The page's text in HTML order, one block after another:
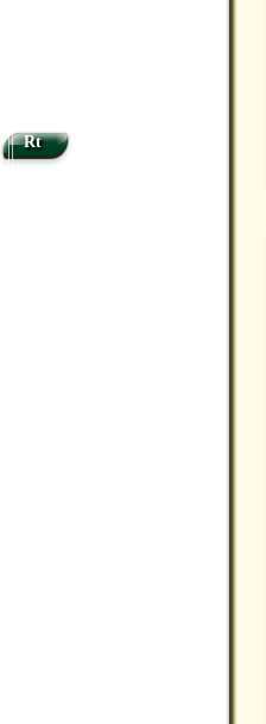
Rt